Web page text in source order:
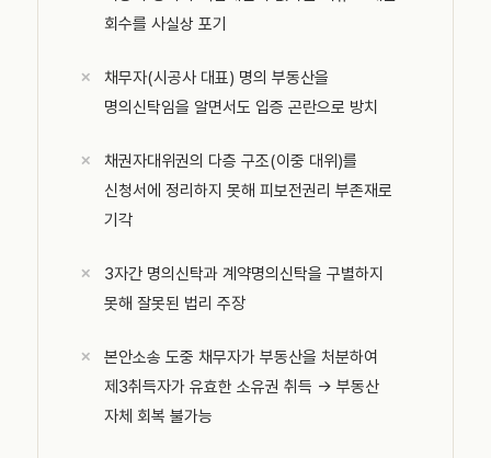
회수를 사실상 포기
채무자(시공사 대표) 명의 부동산을
명의신탁임을 알면서도 입증 곤란으로 방치
채권자대위권의 다층 구조(이중 대위)를
신청서에 정리하지 못해 피보전권리 부존재로
기각
3자간 명의신탁과 계약명의신탁을 구별하지
못해 잘못된 법리 주장
본안소송 도중 채무자가 부동산을 처분하여
제3취득자가 유효한 소유권 취득 → 부동산
자체 회복 불가능